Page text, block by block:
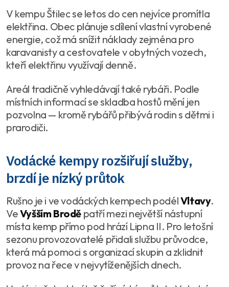
V kempu Štilec se letos do cen nejvíce promítla
elektřina. Obec plánuje sdílení vlastní vyrobené
energie, což má snížit náklady zejména pro
karavanisty a cestovatele v obytných vozech,
kteří elektřinu využívají denně.
Areál tradičně vyhledávají také rybáři. Podle
místních informací se skladba hostů mění jen
pozvolna — kromě rybářů přibývá rodin s dětmi i
prarodiči.
Vodácké kempy rozšiřují služby,
brzdí je nízký průtok
Rušno je i ve vodáckých kempech podélVltavy.
VeVyšším Brodě patří mezi největší nástupní
místa kemp přímo pod hrází Lipna II. Pro letošní
sezonu provozovatelé přidali službu průvodce,
která má pomoci s organizací skupin a zklidnit
provoz na řece v nejvytíženějších dnech.